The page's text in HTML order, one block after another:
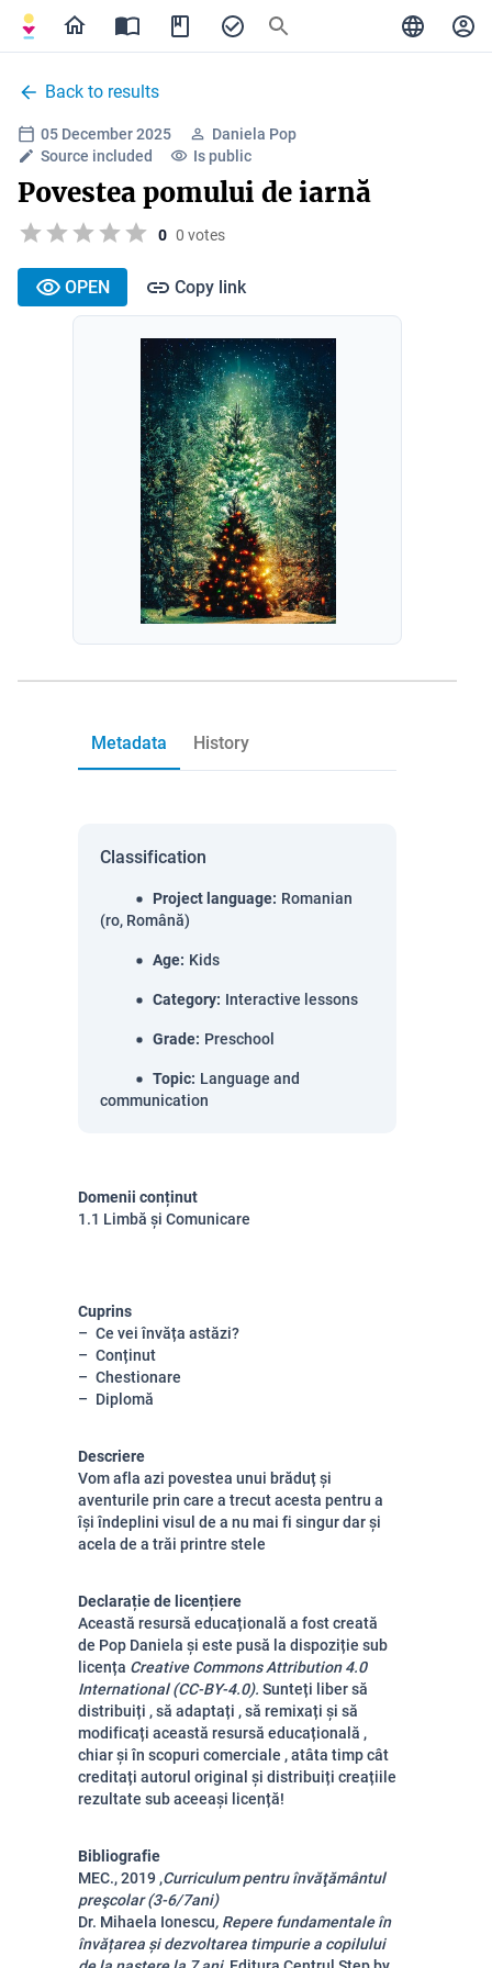
Back to results
05 December 2025
Daniela Pop
Source included
Is public
Povestea pomului de iarnă
0 0 votes
OPEN Copy link
Metadata History
Classification
Project language: Romanian
(ro, Română)
Age: Kids
Category: Interactive lessons
Grade: Preschool
Topic: Language and
communication
Domenii conținut
1.1 Limbă și Comunicare
Cuprins
Ce vei învăța astăzi?
Conținut
Chestionare
Diplomă
Descriere
Vom afla azi povestea unui brăduț și
aventurile prin care a trecut acesta pentru a
își îndeplini visul de a nu mai fi singur dar și
acela de a trăi printre stele
Declarație de licențiere
Această resursă educațională a fost creată
de Pop Daniela și este pusă la dispoziție sub
licența Creative Commons Attribution 4.0
International (CC-BY-4.0). Sunteți liber să
distribuiți , să adaptați , să remixați și să
modificați această resursă educațională ,
chiar și în scopuri comerciale , atâta timp cât
creditați autorul original și distribuiți creațiile
rezultate sub aceeași licență!
Bibliografie
MEC., 2019 ,Curriculum pentru învăţământul
preşcolar (3-6/7ani)
Dr. Mihaela Ionescu, Repere fundamentale în
învățarea și dezvoltarea timpurie a copilului